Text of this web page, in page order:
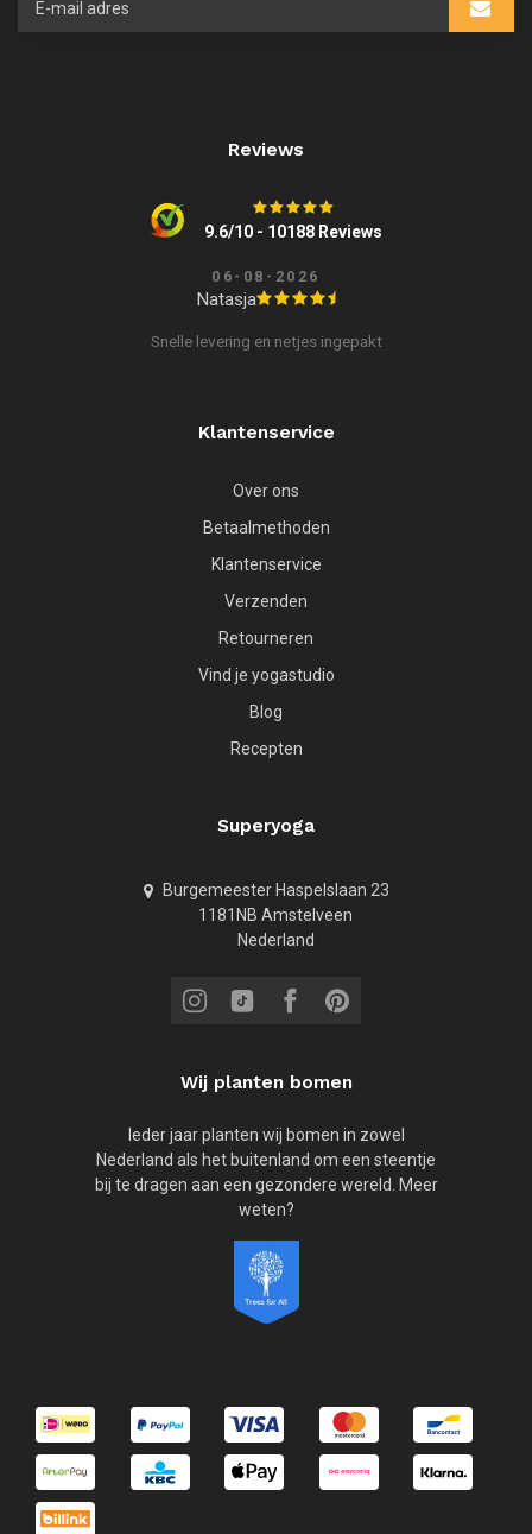
Reviews
9.6/10 - 10188 Reviews
06-08-2026
Natasja
Snelle levering en netjes ingepakt
Klantenservice
Over ons
Betaalmethoden
Klantenservice
Verzenden
Retourneren
Vind je yogastudio
Blog
Recepten
Superyoga
Burgemeester Haspelslaan 23
1181NB Amstelveen
Nederland
Wij planten bomen
Ieder jaar planten wij bomen in zowel
Nederland als het buitenland om een steentje
bij te dragen aan een gezondere wereld. Meer
weten?